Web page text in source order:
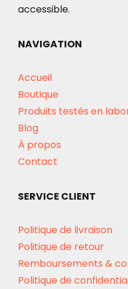
accessible.
NAVIGATION
Accueil
Boutique
Produits testés en
Blog
À propos
Contact
SERVICE CLIENT
Politique de livraison
Politique de retour
Remboursements &
Politique de